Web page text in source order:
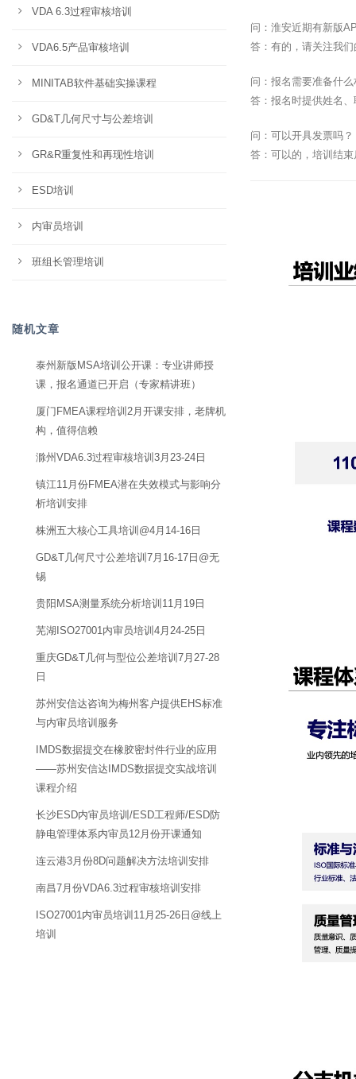
问：淮安近期有新版
答：有的，请关注我
问：报名需要准备什
答：报名时提供姓名
问：可以开具发票吗？
答：可以的，培训结
VDA 6.3过程审核培训
VDA6.5产品审核培训
MINITAB软件基础实操课程
GD&T几何尺寸与公差培训
GR&R重复性和再现性培训
ESD培训
内审员培训
班组长管理培训
随机文章
泰州新版MSA培训公开课：专业讲师授
课，报名通道已开启（专家精讲班）
厦门FMEA课程培训2月开课安排，老牌机
构，值得信赖
滁州VDA6.3过程审核培训3月23-24日
镇江11月份FMEA潜在失效模式与影响分
析培训安排
株洲五大核心工具培训@4月14-16日
GD&T几何尺寸公差培训7月16-17日@无
锡
贵阳MSA测量系统分析培训11月19日
芜湖ISO27001内审员培训4月24-25日
重庆GD&T几何与型位公差培训7月27-28
日
苏州安信达咨询为梅州客户提供EHS标准
与内审员培训服务
IMDS数据提交在橡胶密封件行业的应用
——苏州安信达IMDS数据提交实战培训
课程介绍
长沙ESD内审员培训/ESD工程师/ESD防
静电管理体系内审员12月份开课通知
连云港3月份8D问题解决方法培训安排
南昌7月份VDA6.3过程审核培训安排
ISO27001内审员培训11月25-26日@线上
培训